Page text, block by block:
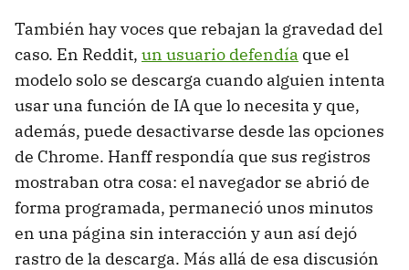
También hay voces que rebajan la gravedad del
caso. En Reddit, un usuario defendía que el
modelo solo se descarga cuando alguien intenta
usar una función de IA que lo necesita y que,
además, puede desactivarse desde las opciones
de Chrome. Hanff respondía que sus registros
mostraban otra cosa: el navegador se abrió de
forma programada, permaneció unos minutos
en una página sin interacción y aun así dejó
rastro de la descarga. Más allá de esa discusión